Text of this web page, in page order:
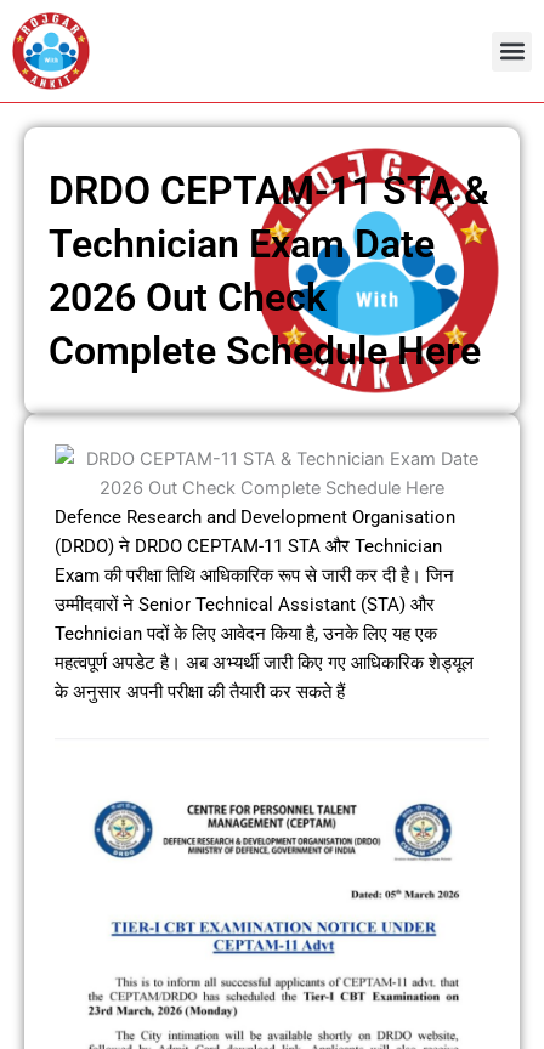
Skip
to
content
DRDO CEPTAM-11 STA &
Technician Exam Date
2026 Out Check
Complete Schedule Here
Defence Research and Development Organisation
(DRDO) ने DRDO CEPTAM-11 STA और Technician
Exam की परीक्षा तिथि आधिकारिक रूप से जारी कर दी है। जिन
उम्मीदवारों ने Senior Technical Assistant (STA) और
Technician पदों के लिए आवेदन किया है, उनके लिए यह एक
महत्वपूर्ण अपडेट है। अब अभ्यर्थी जारी किए गए आधिकारिक शेड्यूल
के अनुसार अपनी परीक्षा की तैयारी कर सकते हैं